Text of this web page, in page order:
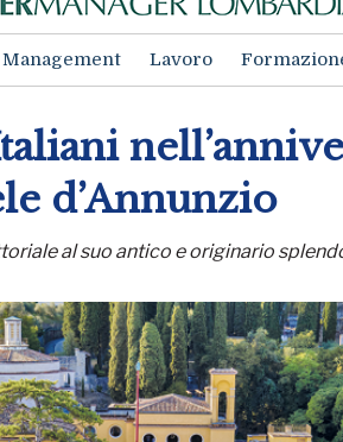
Management Lavoro
d’Annunzio
al suo antico e originario